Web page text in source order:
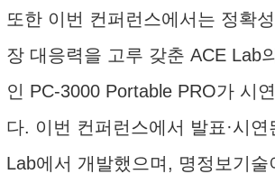
또한 이번 컨퍼런스에서는 정확
장 대응력을 고루 갖춘 ACE Lab
인 PC-3000 Portable PRO가 시
다. 이번 컨퍼런스에서 발표·시
Lab에서 개발했으며, 명정보기